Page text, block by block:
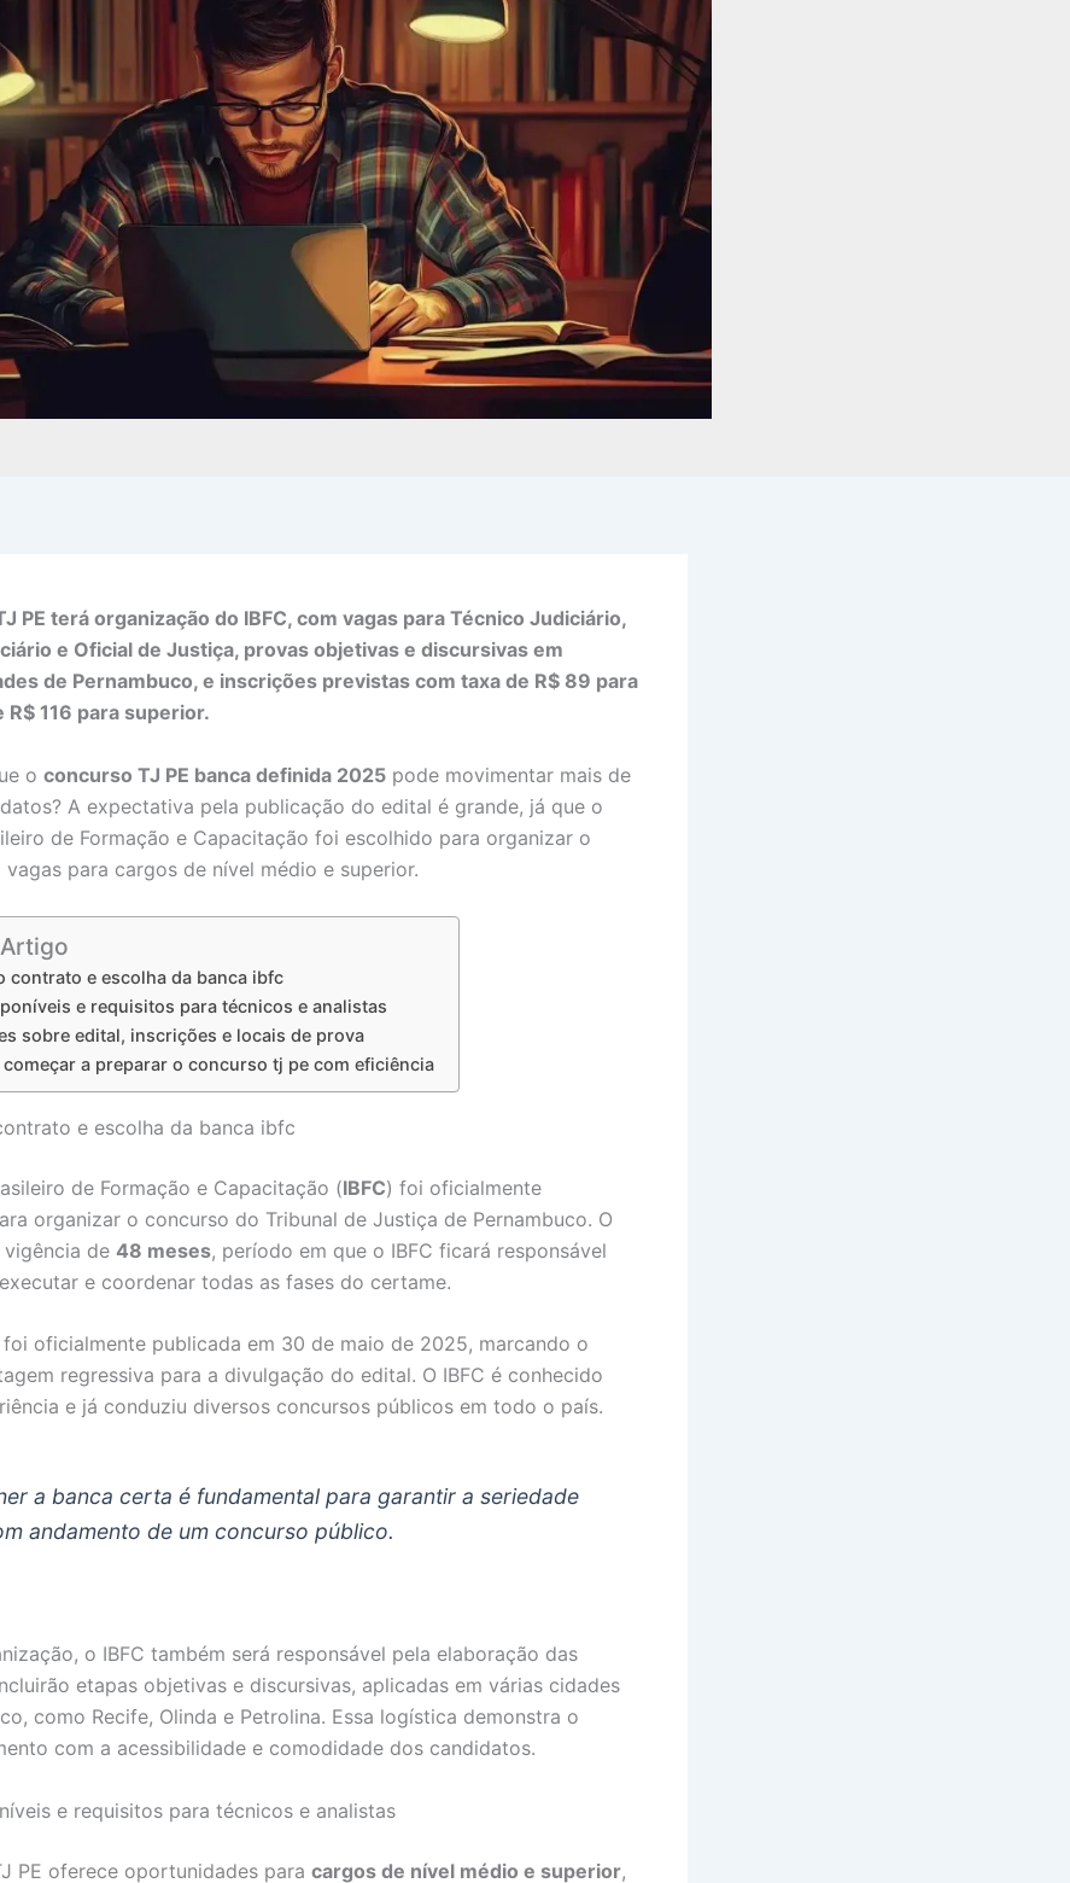
PE terá organização do IBFC, com vagas para Técnico Judiciário,
e Oficial de Justiça, provas objetivas e discursivas em
de Pernambuco, e inscrições previstas com taxa de R$ 89 para
R$ 116 para superior.
o concurso TJ PE banca definida 2025 pode movimentar mais de
A expectativa pela publicação do edital é grande, já que o
de Formação e Capacitação foi escolhido para organizar o
para cargos de nível médio e superior.
contrato e escolha da banca ibfc
e requisitos para técnicos e analistas
sobre edital, inscrições e locais de prova
a preparar o concurso tj pe com eficiência
e escolha da banca ibfc
de Formação e Capacitação (IBFC) foi oficialmente
organizar o concurso do Tribunal de Justiça de Pernambuco. O
de 48 meses, período em que o IBFC ficará responsável
e coordenar todas as fases do certame.
foi oficialmente publicada em 30 de maio de 2025, marcando o
regressiva para a divulgação do edital. O IBFC é conhecido
e já conduziu diversos concursos públicos em todo o país.
a banca certa é fundamental para garantir a seriedade
andamento de um concurso público.
o IBFC também será responsável pela elaboração das
etapas objetivas e discursivas, aplicadas em várias cidades
como Recife, Olinda e Petrolina. Essa logística demonstra o
com a acessibilidade e comodidade dos candidatos.
e requisitos para técnicos e analistas
PE oferece oportunidades para cargos de nível médio e superior,